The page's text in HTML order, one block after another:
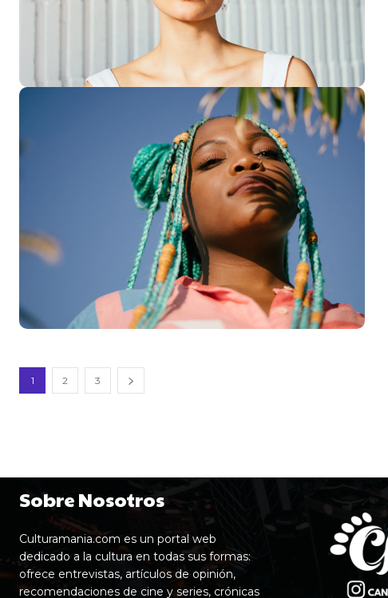
1 2 3
Sobre Nosotros
Culturamania.com es un portal web
dedicado a la cultura en todas sus formas:
ofrece entrevistas, artículos de opinión,
recomendaciones de cine y series, crónicas